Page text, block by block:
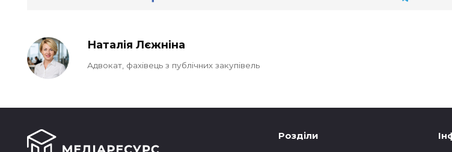
Наталія Лєжніна
Адвокат, фахівець з публічних закупівель
Розділи